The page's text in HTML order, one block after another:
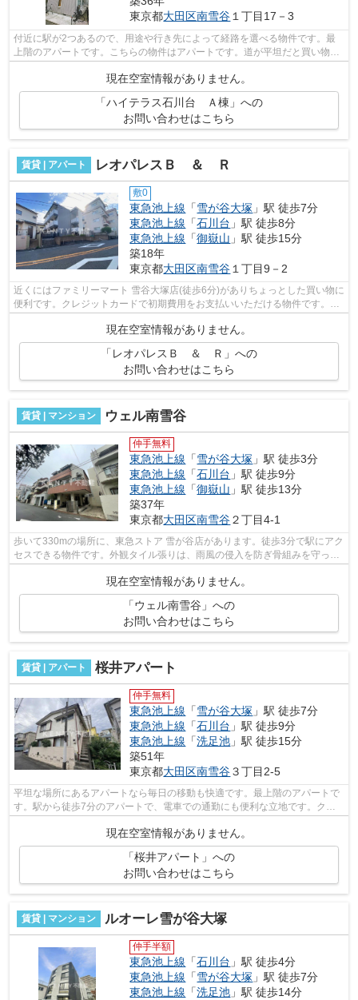
東京都大田区南雪谷１丁目17－3
付近に駅が2つあるので、用途や行き先によって経路を選べる物件です。最
上階のアパートです。こちらの物件はアパートです。道が平坦だと買い物も
現在空室情報がありません。
「ハイテラス石川台 Ａ棟」への
お問い合わせはこちら
賃貸 | アパート レオパレスＢ ＆ Ｒ
敷0
東急池上線 「雪が谷大塚 」駅 徒歩7分
東急池上線 「石川台 」駅 徒歩8分
東急池上線 「御嶽山 」駅 徒歩15分
築18年
東京都大田区南雪谷 １丁目9－2
近くにはファミリーマート 雪谷大塚店(徒歩6分)がありちょっとした買い物に
便利です。クレジットカードで初期費用をお支払いいただける物件です。好
評の駅近物件となっており、駅より...
現在空室情報がありません。
「レオパレスＢ ＆ Ｒ」への
お問い合わせはこちら
賃貸 | マンション ウェル南雪谷
仲手無料
東急池上線 「雪が谷大塚 」駅 徒歩3分
東急池上線 「石川台 」駅 徒歩9分
東急池上線 「御嶽山 」駅 徒歩13分
築37年
東京都大田区南雪谷２丁目4-1
歩いて330mの場所に、東急ストア 雪が谷店があります。徒歩3分で駅にアク
セスできる物件です。外観タイル張りは、雨風の侵入を防ぎ骨組みを守って
現在空室情報がありません。
「ウェル南雪谷」への
お問い合わせはこちら
賃貸 | アパート 桜井アパート
仲手無料
東急池上線 「雪が谷大塚 」駅 徒歩7分
東急池上線 「石川台 」駅 徒歩9分
東急池上線 「洗足池 」駅 徒歩15分
築51年
東京都大田区南雪谷３丁目2-5
平坦な場所にあるアパートなら毎日の移動も快適です。最上階のアパートで
す。駅から徒歩7分のアパートで、電車での通勤にも便利な立地です。クレ
ジットカードで初期費用をお支払いいた...
現在空室情報がありません。
「桜井アパート」への
お問い合わせはこちら
賃貸 | マンション ルオーレ雪が谷大塚
仲手半額
東急池上線 「石川台 」駅 徒歩4分
東急池上線 「雪が谷大塚 」駅 徒歩7分
東急池上線 「洗足池 」駅 徒歩14分